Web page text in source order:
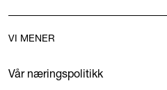
VI MENER
Vår næringspolitikk